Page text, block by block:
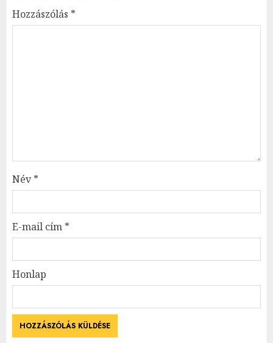
Hozzászólás *
Név*
E-mail cím *
Honlap